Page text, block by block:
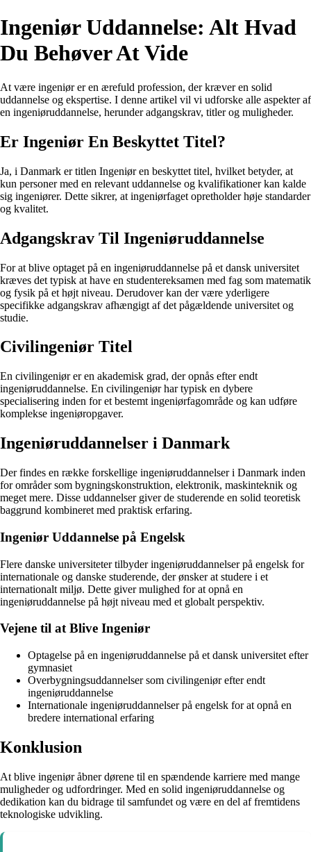
Ingeniør Uddannelse: Alt Hvad
Du Behøver At Vide
At være ingeniør er en ærefuld profession, der kræver en solid
uddannelse og ekspertise. I denne artikel vil vi udforske alle aspekter af
en ingeniøruddannelse, herunder adgangskrav, titler og muligheder.
Er Ingeniør En Beskyttet Titel?
Ja, i Danmark er titlen Ingeniør en beskyttet titel, hvilket betyder, at
kun personer med en relevant uddannelse og kvalifikationer kan kalde
sig ingeniører. Dette sikrer, at ingeniørfaget opretholder høje standarder
og kvalitet.
Adgangskrav Til Ingeniøruddannelse
For at blive optaget på en ingeniøruddannelse på et dansk universitet
kræves det typisk at have en studentereksamen med fag som matematik
og fysik på et højt niveau. Derudover kan der være yderligere
specifikke adgangskrav afhængigt af det pågældende universitet og
studie.
Civilingeniør Titel
En civilingeniør er en akademisk grad, der opnås efter endt
ingeniøruddannelse. En civilingeniør har typisk en dybere
specialisering inden for et bestemt ingeniørfagområde og kan udføre
komplekse ingeniøropgaver.
Ingeniøruddannelser i Danmark
Der findes en række forskellige ingeniøruddannelser i Danmark inden
for områder som bygningskonstruktion, elektronik, maskinteknik og
meget mere. Disse uddannelser giver de studerende en solid teoretisk
baggrund kombineret med praktisk erfaring.
Ingeniør Uddannelse på Engelsk
Flere danske universiteter tilbyder ingeniøruddannelser på engelsk for
internationale og danske studerende, der ønsker at studere i et
internationalt miljø. Dette giver mulighed for at opnå en
ingeniøruddannelse på højt niveau med et globalt perspektiv.
Vejene til at Blive Ingeniør
Optagelse på en ingeniøruddannelse på et dansk universitet efter
gymnasiet
Overbygningsuddannelser som civilingeniør efter endt
ingeniøruddannelse
Internationale ingeniøruddannelser på engelsk for at opnå en
bredere international erfaring
Konklusion
At blive ingeniør åbner dørene til en spændende karriere med mange
muligheder og udfordringer. Med en solid ingeniøruddannelse og
dedikation kan du bidrage til samfundet og være en del af fremtidens
teknologiske udvikling.